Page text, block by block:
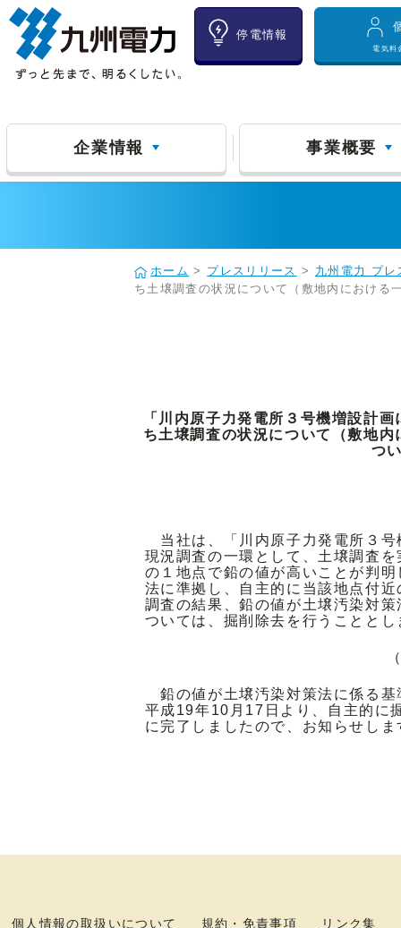
停電情報
電気料
企業情報 事業概要
ホーム > プレスリリース > 九州電力 プレ
ち土壌調査の状況について（敷地内における
「川内原子力発電所３号機増設計
ち土壌調査の状況について（敷地
つ
当社は、「川内原子力発電所３号
現況調査の一環として、土壌調査
の１地点で鉛の値が高いことが判
法に準拠し、自主的に当該地点付
調査の結果、鉛の値が土壌汚染対
ついては、掘削除去を行うこととし
鉛の値が土壌汚染対策法に係る基
平成19年10月17日より、自主的に
に完了しましたので、お知らせしま
個人情報の取扱いについて 規約・免責事項 リンク集